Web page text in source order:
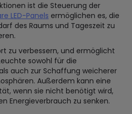
ist die Steuerung der
LED-Panels ermöglichen es, die
des Raums und Tageszeit zu
zu verbessern, und ermöglicht
sowohl für die
auch zur Schaffung weicherer
Außerdem kann eine
wenn sie nicht benötigt wird,
Energieverbrauch zu senken.